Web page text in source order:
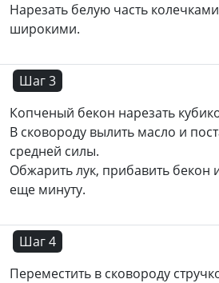
Нарезать белую часть
широкими.
Шаг 3
Копченый бекон нарезать
В сковороду вылить масло и
средней силы.
Обжарить лук, прибавить бекон
еще минуту.
Шаг 4
Переместить в сковороду